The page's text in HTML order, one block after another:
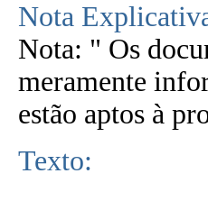
Nota
Nota: " Os
meramente
estão aptos à
Texto: